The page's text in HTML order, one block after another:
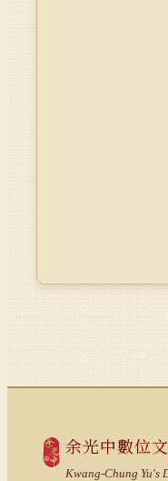
余光中數位
Kwang-Chung Yu's